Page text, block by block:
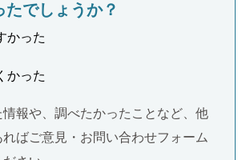
たでしょうか？
かった
かった
報や、調べたかったことなど、他
ばご意見・お問い合わせフォーム